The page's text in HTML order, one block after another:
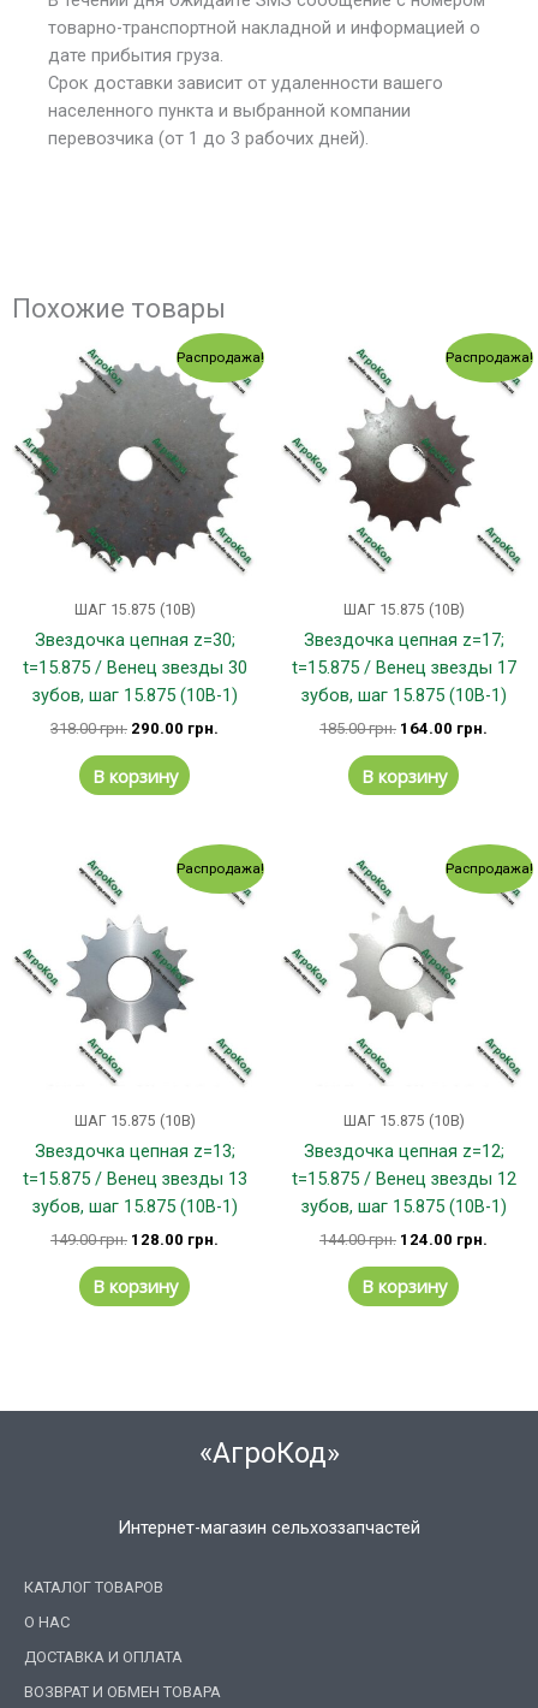
товарно-транспортной накладной и информацией о
дате прибытия груза.
Срок доставки зависит от удаленности вашего
населенного пункта и выбранной компании
перевозчика (от 1 до 3 рабочих дней).
Похожие товары
Распродажа!
ШАГ 15.875 (10В)
Звездочка цепная z=30;
t=15.875 / Венец звезды 30
зубов, шаг 15.875 (10В-1)
318.00грн.
Первоначальная
цена
составляла
318.00 грн..
290.00 грн.
Текущая
цена:
290.00 грн..
В корзину
Распродажа!
ШАГ 15.875 (10В)
Звездочка цепная z=17;
t=15.875 / Венец звезды 17
зубов, шаг 15.875 (10В-1)
185.00грн.
Первоначальная
составляла
185.00 грн..
164.00 грн.
цена:
В корзину
Распродажа!
ШАГ 15.875 (10В)
Звездочка цепная z=13;
t=15.875 / Венец звезды 13
зубов, шаг 15.875 (10В-1)
149.00грн.
Первоначальная
149.00 грн..
128.00 грн.
Текущая
цена:
128.00 грн..
В корзину
Распродажа!
ШАГ 15.875 (10В)
Звездочка цепная z=12;
t=15.875 / Венец звезды 12
зубов, шаг 15.875 (10В-1)
144.00грн.
Первоначальная
составляла
144.00 грн..
124.00 грн.
цена:
В корзину
«АгроКод»
Интернет-магазин сельхоззапчастей
КАТАЛОГ ТОВАРОВ
О НАС
ДОСТАВКА И ОПЛАТА
ВОЗВРАТ И ОБМЕН ТОВАРА